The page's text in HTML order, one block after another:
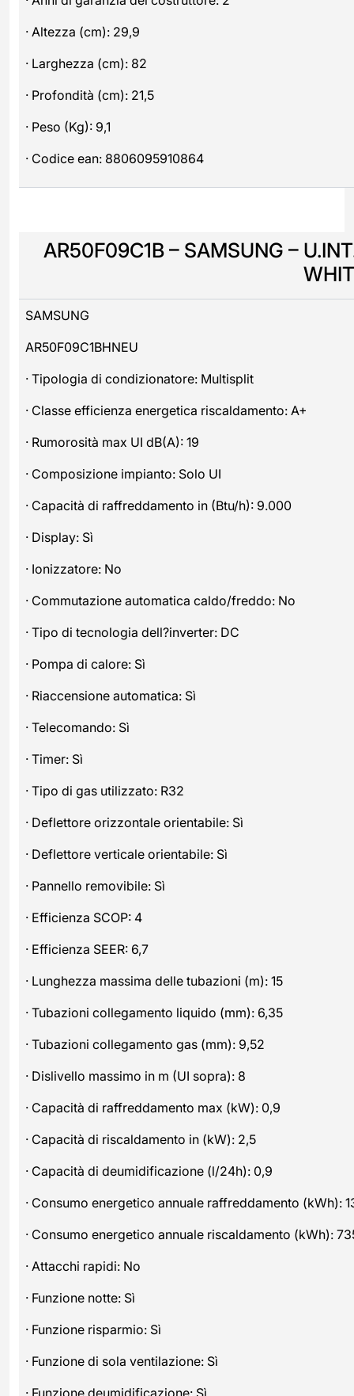
· Altezza (cm): 29,9
· Larghezza (cm): 82
· Profondità (cm): 21,5
· Peso (Kg): 9,1
· Codice ean: 8806095910864
AR50F09C1B – SAMSUNG –
SAMSUNG
AR50F09C1BHNEU
· Tipologia di condizionatore: Multisplit
· Classe efficienza energetica riscaldamento: A+
· Rumorosità max UI dB(A): 19
· Composizione impianto: Solo UI
· Capacità di raffreddamento in (Btu/h): 9.000
· Display: Sì
· Ionizzatore: No
· Commutazione automatica caldo/freddo: No
· Tipo di tecnologia dell?inverter: DC
· Pompa di calore: Sì
· Riaccensione automatica: Sì
· Telecomando: Sì
· Timer: Sì
· Tipo di gas utilizzato: R32
· Deflettore orizzontale orientabile: Sì
· Deflettore verticale orientabile: Sì
· Pannello removibile: Sì
· Efficienza SCOP: 4
· Efficienza SEER: 6,7
· Lunghezza massima delle tubazioni (m): 15
· Tubazioni collegamento liquido (mm): 6,35
· Tubazioni collegamento gas (mm): 9,52
· Dislivello massimo in m (UI sopra): 8
· Capacità di raffreddamento max (kW): 0,9
· Capacità di riscaldamento in (kW): 2,5
· Capacità di deumidificazione (l/24h): 0,9
· Consumo energetico annuale raffreddamento (kWh):
· Consumo energetico annuale riscaldamento (kWh):
· Attacchi rapidi: No
· Funzione notte: Sì
· Funzione risparmio: Sì
· Funzione di sola ventilazione: Sì
· Funzione deumidificazione: Sì